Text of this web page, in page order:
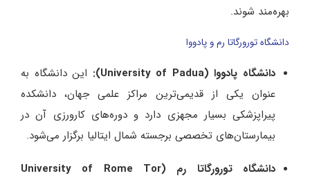
بهره‌مند شوند.
دانشگاه تورورگاتا رم و پادووا
دانشگاه پادووا (University of Padua):
این دانشگاه به
عنوان یکی از قدیمی‌ترین مراکز علمی جهان، دانشکده
پیراپزشکی بسیار مجهزی دارد و دوره‌های کارورزی آن در
بیمارستان‌های تخصصی برجسته شمال ایتالیا برگزار می‌شود.
دانشگاه تورورگاتا رم (University of Rome Tor